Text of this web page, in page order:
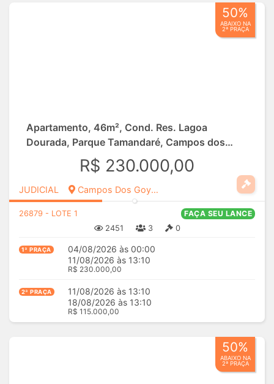
50%
ABAIXO NA
2ª PRAÇA
Apartamento, 46m², Cond. Res. Lagoa
Dourada, Parque Tamandaré, Campos dos
Goytacazes/RJR$ 230.000,00
JUDICIAL Campos Dos Goytacazes, RJ
26879 - LOTE 1
FAÇA SEU LANCE
2451
3 0
1ª PRAÇA
04/08/2026 às 00:00
11/08/2026 às 13:10
R$ 230.000,00
2ª PRAÇA
11/08/2026 às 13:10
18/08/2026 às 13:10
R$ 115.000,00
50%
ABAIXO NA
2ª PRAÇA